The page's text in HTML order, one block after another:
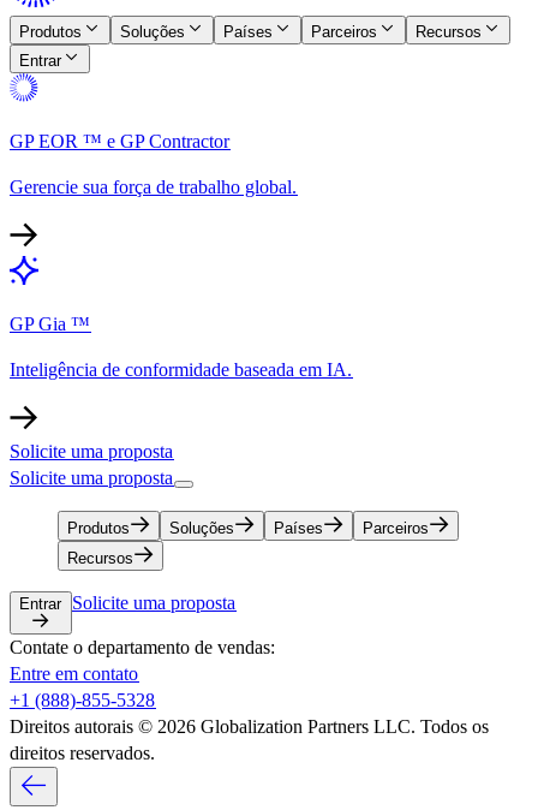
Produtos​​ Soluções​​ Países​​ Parceiros​​
Recursos​​
Entrar​​
GP EOR ™ e GP Contractor​​
Gerencie sua força de trabalho global.​​
GP Gia ™​​
Inteligência de conformidade baseada em IA.​​
Solicite uma proposta​​
Solicite uma proposta​​
Produtos​​ Soluções​​ Países​​
Parceiros​​
Recursos​​
Entrar​​ Solicite uma proposta​​
Contate o departamento de vendas:​​
Entre em contato​​
+1 (888)-855-5328​​
Direitos autorais © 2026 Globalization Partners LLC. Todos os
direitos reservados.​​